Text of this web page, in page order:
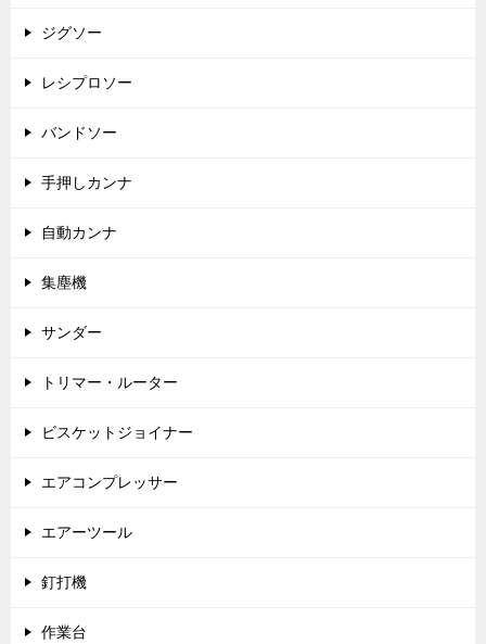
ジグソー
レシプロソー
バンドソー
手押しカンナ
自動カンナ
集塵機
サンダー
トリマー・ルーター
ビスケットジョイナー
エアコンプレッサー
エアーツール
釘打機
作業台